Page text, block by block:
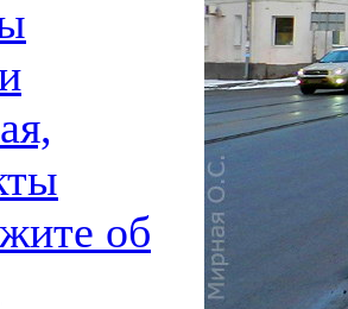
об